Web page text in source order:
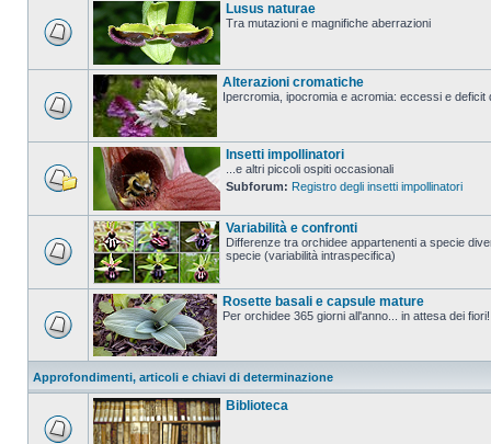
Lusus naturae
Tra mutazioni e magnifiche aberrazioni
Alterazioni cromatiche
Ipercromia, ipocromia e acromia: eccessi e deficit
Insetti impollinatori
...e altri piccoli ospiti occasionali
Subforum: Registro degli insetti impollinatori
Variabilità e confronti
Differenze tra orchidee appartenenti a specie
specie (variabilità intraspecifica)
Rosette basali e capsule mature
Per orchidee 365 giorni all'anno... in attesa dei fiori!
Approfondimenti, articoli e chiavi di determinazione
Biblioteca